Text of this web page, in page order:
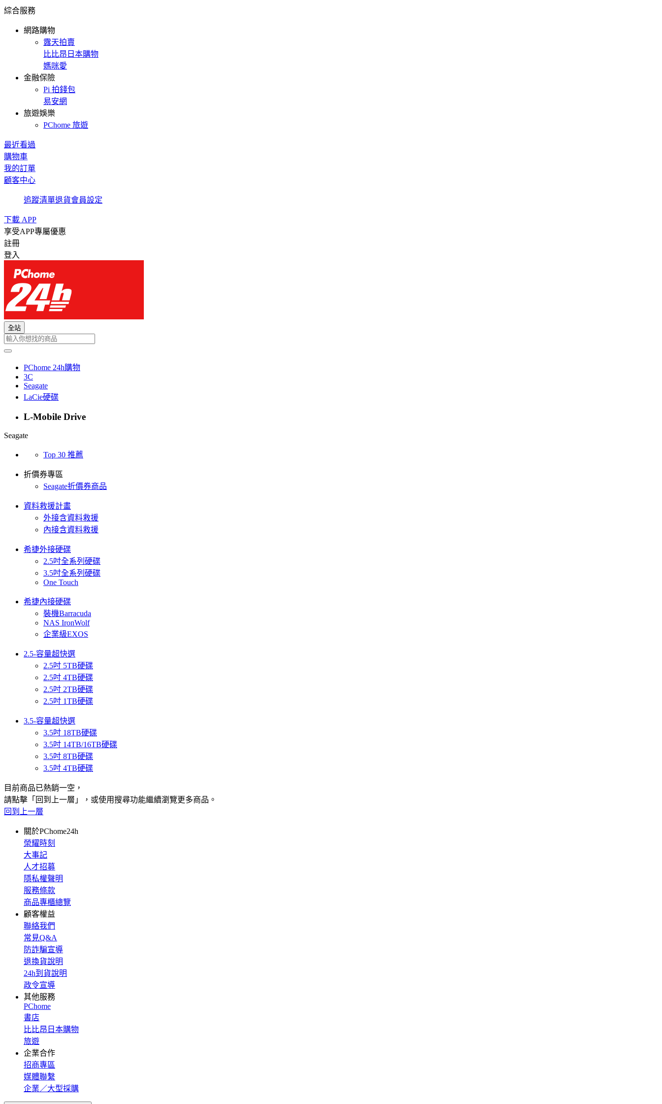
綜合服務
網路購物
露天拍賣
比比昂日本購物
媽咪愛
金融保險
Pi 拍錢包
易安網
旅遊娛樂
PChome 旅遊
最近看過
購物車
我的訂單
顧客中心
追蹤清單退貨會員設定
下載 APP
享受APP專屬優惠
註冊
登入
全站
PChome 24h購物
3C
Seagate
LaCie硬碟
L-Mobile Drive
Seagate
Top 30 推薦
折價券專區
Seagate折價券商品
資料救援計畫
外接含資料救援
內接含資料救援
希捷外接硬碟
2.5吋全系列硬碟
3.5吋全系列硬碟
One Touch
希捷內接硬碟
裝機Barracuda
NAS IronWolf
企業級EXOS
2.5-容量超快選
2.5吋 5TB硬碟
2.5吋 4TB硬碟
2.5吋 2TB硬碟
2.5吋 1TB硬碟
3.5-容量超快選
3.5吋 18TB硬碟
3.5吋 14TB/16TB硬碟
3.5吋 8TB硬碟
3.5吋 4TB硬碟
目前商品已熱銷一空，
請點擊「回到上一層」，或使用搜尋功能繼續瀏覽更多商品。
回到上一層
關於PChome24h
榮耀時刻
大事記
人才招募
隱私權聲明
服務條款
商品專櫃總覽
顧客權益
聯絡我們
常見Q&A
防詐騙宣導
退換貨說明
24h到貨說明
政令宣導
其他服務
PChome
書店
比比昂日本購物
旅遊
企業合作
招商專區
媒體聯繫
企業／大型採購